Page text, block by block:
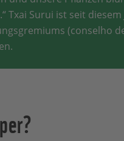
Txai Surui ist seit
(conselho